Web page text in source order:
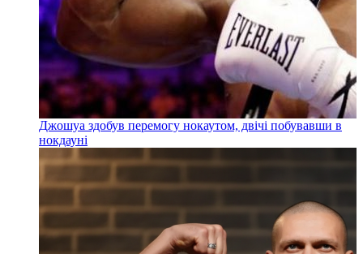
Джошуа здобув перемогу нокаутом, двічі побувавши в
нокдауні